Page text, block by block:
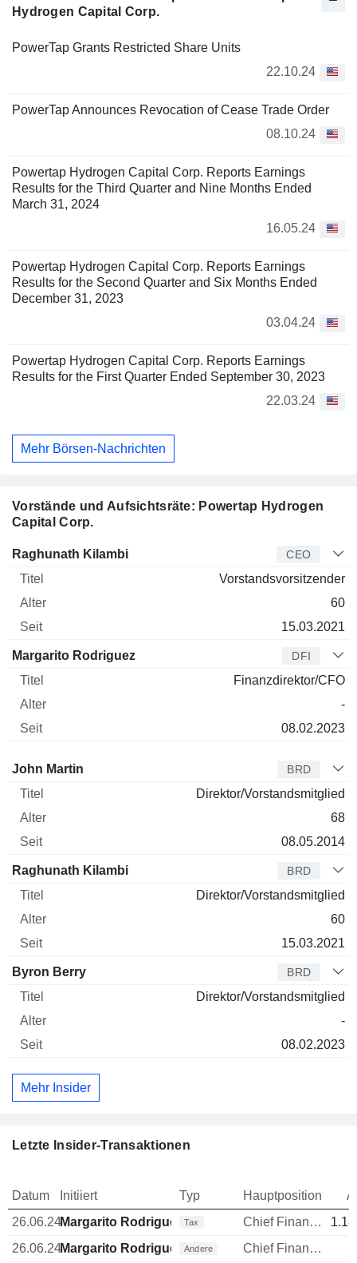
Hydrogen Capital Corp.
PowerTap Grants Restricted Share Units
22.10.24
PowerTap Announces Revocation of Cease Trade Order
08.10.24
Powertap Hydrogen Capital Corp. Reports Earnings
Results for the Third Quarter and Nine Months Ended
March 31, 2024
16.05.24
Powertap Hydrogen Capital Corp. Reports Earnings
Results for the Second Quarter and Six Months Ended
December 31, 2023
03.04.24
Powertap Hydrogen Capital Corp. Reports Earnings
Results for the First Quarter Ended September 30, 2023
22.03.24
Mehr Börsen-Nachrichten
Vorstände und Aufsichtsräte: Powertap Hydrogen
Capital Corp.
Manager Titel Alter
Raghunath Kilambi CEO
Vorstandsvorsitzender
60
15.03.2021
Margarito Rodriguez DFI
Finanzdirektor/CFO
-
08.02.2023
Verwaltungsratsmitglied
John Martin BRD
Direktor/Vorstandsmitglied
68
08.05.2014
Raghunath Kilambi BRD
Direktor/Vorstandsmitglied
60
15.03.2021
Byron Berry BRD
Direktor/Vorstandsmitglied
-
08.02.2023
Mehr Insider
Letzte Insider-Transaktionen
Datum Initiiert Typ Hauptposition
26.06.24Margarito Rodriguez Tax Chief Financial Officer (CFO)
26.06.24Margarito Rodriguez Andere
Chief Financial Officer (CFO)